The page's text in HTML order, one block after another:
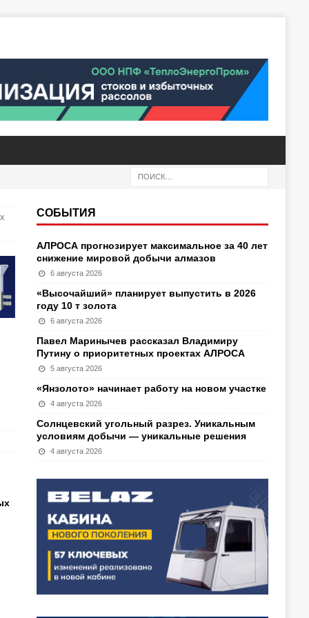
СОБЫТИЯ
АЛРОСА прогнозирует максимальное за 40 лет
снижение мировой добычи алмазов
6 августа 2026
«Высочайший» планирует выпустить в 2026
году 10 т золота
6 августа 2026
Павел Маринычев рассказал Владимиру
Путину о приоритетных проектах АЛРОСА
5 августа 2026
«Янзолото» начинает работу на новом участке
4 августа 2026
Солнцевский угольный разрез. Уникальным
условиям добычи — уникальные решения
4 августа 2026